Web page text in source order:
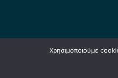
Σχεδίαση &
Χρησιμοποιούμε